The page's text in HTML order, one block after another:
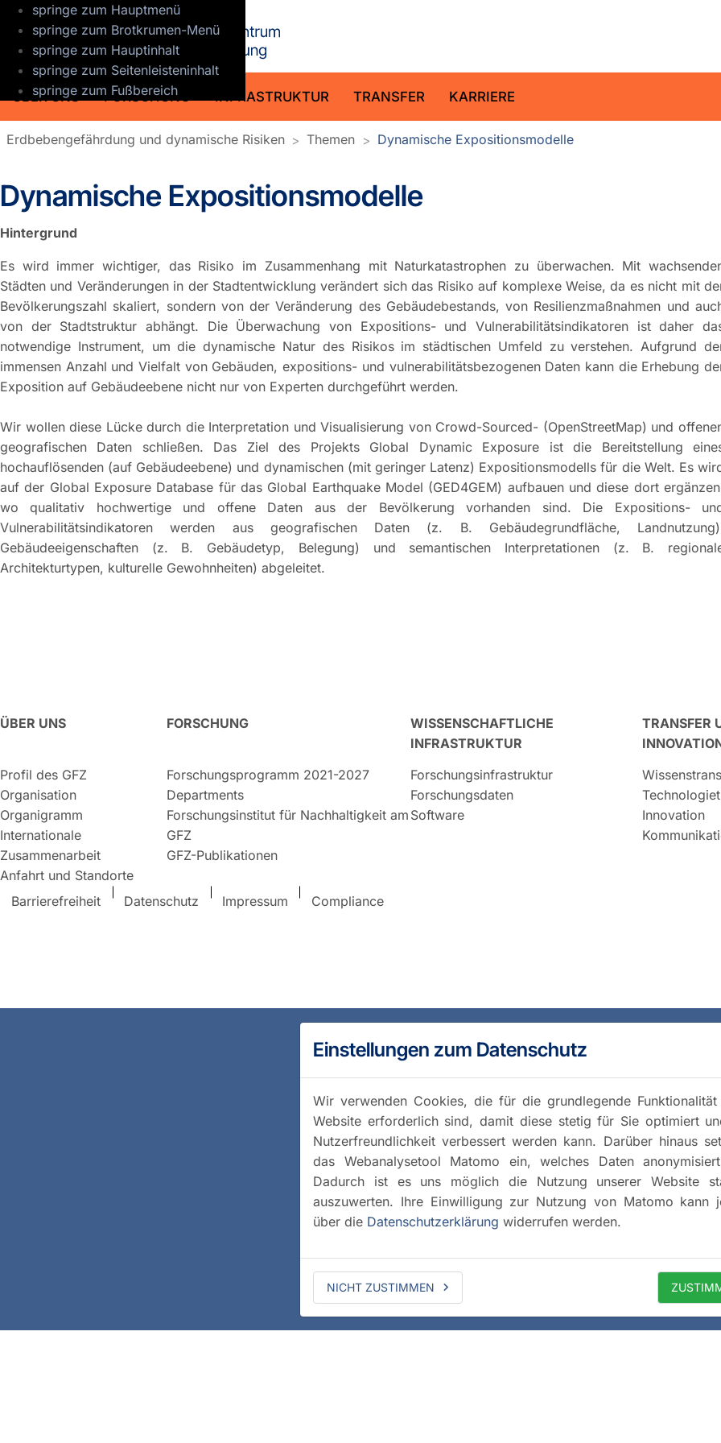
springe zum Hauptmenü
springe zum Brotkrumen-Menü
springe zum Hauptinhalt
springe zum Seitenleisteninhalt
springe zum Fußbereich
ÜBER UNS FORSCHUNG INFRASTRUKTUR TRANSFER KARRIERE
Erdbebengefährdung und dynamische Risiken Themen Dynamische Expositionsmodelle
Dynamische Expositionsmodelle
Hintergrund
Es wird immer wichtiger, das Risiko im Zusammenhang mit Naturkatastrophen zu überwachen. Mit
Städten und Veränderungen in der Stadtentwicklung verändert sich das Risiko auf komplexe Weise, da es nicht mit
Bevölkerungszahl skaliert, sondern von der Veränderung des Gebäudebestands, von Resilienzmaßnahmen und
von der Stadtstruktur abhängt. Die Überwachung von Expositions- und Vulnerabilitätsindikatoren ist daher
notwendige Instrument, um die dynamische Natur des Risikos im städtischen Umfeld zu verstehen. Aufgrund
immensen Anzahl und Vielfalt von Gebäuden, expositions- und vulnerabilitätsbezogenen Daten kann die Erhebung
Exposition auf Gebäudeebene nicht nur von Experten durchgeführt werden.
Wir wollen diese Lücke durch die Interpretation und Visualisierung von Crowd-Sourced- (OpenStreetMap) und
geografischen Daten schließen. Das Ziel des Projekts Global Dynamic Exposure ist die Bereitstellung
hochauflösenden (auf Gebäudeebene) und dynamischen (mit geringer Latenz) Expositionsmodells für die Welt. Es
auf der Global Exposure Database für das Global Earthquake Model (GED4GEM) aufbauen und diese dort
wo qualitativ hochwertige und offene Daten aus der Bevölkerung vorhanden sind. Die Expositions-
Vulnerabilitätsindikatoren werden aus geografischen Daten (z. B. Gebäudegrundfläche,
Gebäudeeigenschaften (z. B. Gebäudetyp, Belegung) und semantischen Interpretationen (z. B.
Architekturtypen, kulturelle Gewohnheiten) abgeleitet.
ÜBER UNS
Profil des GFZ
Organisation
Organigramm
Internationale
Zusammenarbeit
Anfahrt und Standorte
FORSCHUNG
Forschungsprogramm 2021-2027
Departments
Forschungsinstitut für Nachhaltigkeit am
GFZ
GFZ-Publikationen
WISSENSCHAFTLICHE
INFRASTRUKTUR
Forschungsinfrastruktur
Forschungsdaten
Software
TRANSFER
Innovation
Barrierefreiheit Datenschutz Impressum Compliance
Einstellungen zum Datenschutz
Wir verwenden Cookies, die für die grundlegende Funktionalität
Website erforderlich sind, damit diese stetig für Sie optimiert
Nutzerfreundlichkeit verbessert werden kann. Darüber hinaus
das Webanalysetool Matomo ein, welches Daten
Dadurch ist es uns möglich die Nutzung unserer Website
auszuwerten. Ihre Einwilligung zur Nutzung von Matomo kann
über die Datenschutzerklärung widerrufen werden.
NICHT ZUSTIMMEN